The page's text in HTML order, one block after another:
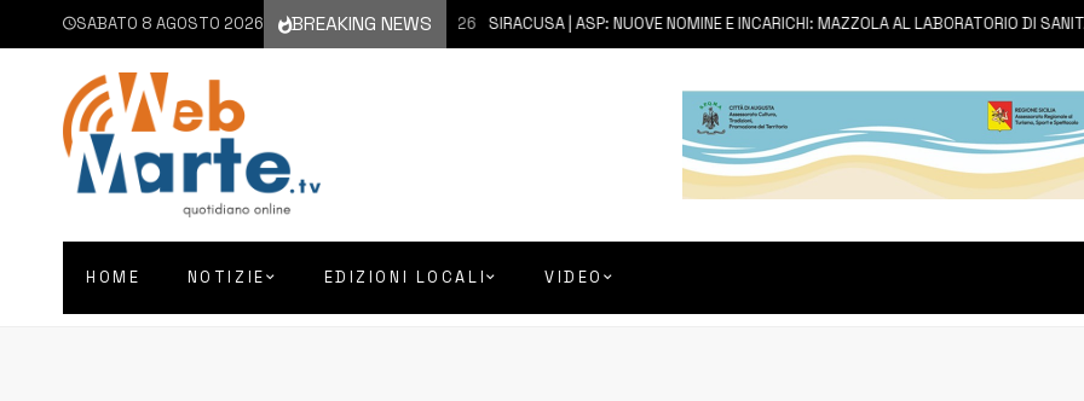
SABATO 8 AGOSTO 2026 BREAKING NEWS
8 AGOSTO 2026 SIRACUSA | ASP: NUOVE NOMINE E INCARICHI: MAZZOLA AL LABORATORIO DI SANITÀ
HOME NOTIZIE EDIZIONI LOCALI VIDEO